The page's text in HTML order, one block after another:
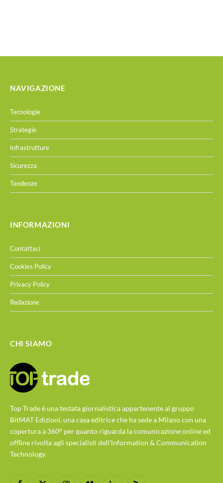
NAVIGAZIONE
Tecnologie
Strategie
Infrastrutture
Sicurezza
Tendenze
INFORMAZIONI
Contattaci
Cookies Policy
Privacy Policy
Redazione
CHI SIAMO
Top Trade è una testata giornalistica appartenente al gruppo
BitMAT Edizioni, una casa editrice che ha sede a Milano con una
copertura a 360° per quanto riguarda la comunicazione online ed
offline rivolta agli specialisti dell'lnformation & Communication
Technology.